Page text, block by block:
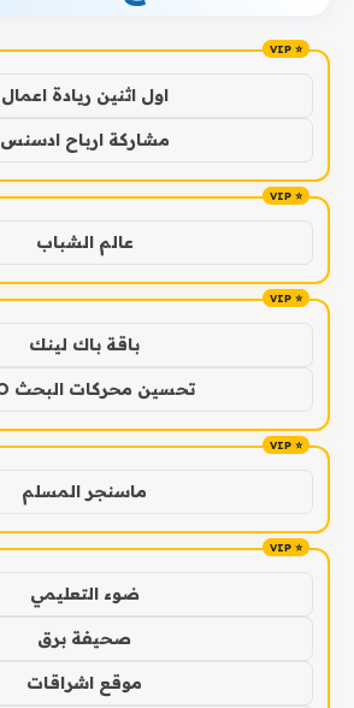
اول اثنين ريادة اعمال
مشاركة ارباح ادسنس
عالم الشباب
باقة باك لينك
تحسين محركات البحث SEO
ماسنجر المسلم
ضوء التعليمي
صحيفة برق
موقع اشراقات